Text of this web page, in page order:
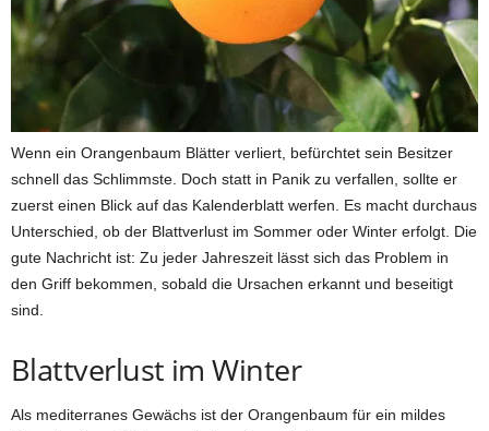
Wenn ein Orangenbaum Blätter verliert, befürchtet sein Besitzer
schnell das Schlimmste. Doch statt in Panik zu verfallen, sollte er
zuerst einen Blick auf das Kalenderblatt werfen. Es macht durchaus
Unterschied, ob der Blattverlust im Sommer oder Winter erfolgt. Die
gute Nachricht ist: Zu jeder Jahreszeit lässt sich das Problem in
den Griff bekommen, sobald die Ursachen erkannt und beseitigt
sind.
Blattverlust im Winter
Als mediterranes Gewächs ist der Orangenbaum für ein mildes